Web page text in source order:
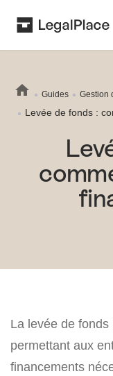
Guides Gestion
Levée de fonds :
La levée de
permettant aux
financements